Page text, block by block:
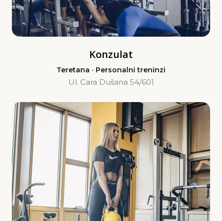
Konzulat
Teretana · Personalni treninzi
Ul. Cara Dušana 54/601